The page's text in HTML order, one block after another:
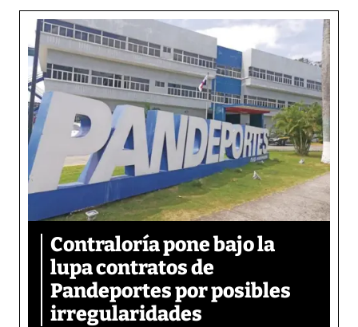
Contraloría pone bajo la
lupa contratos de
Pandeportes por posibles
irregularidades